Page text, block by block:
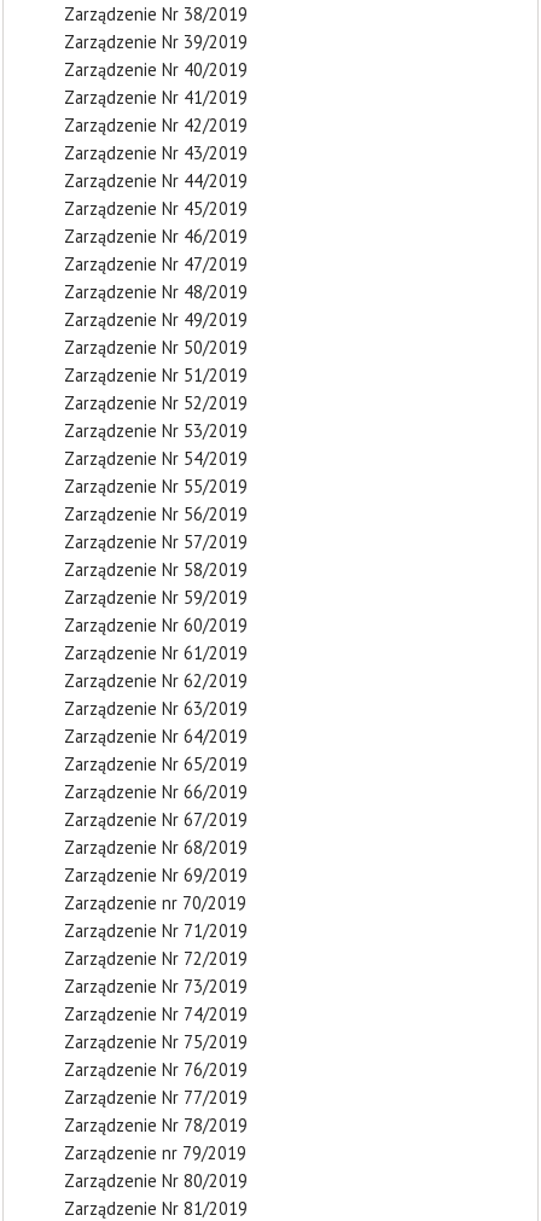
Zarządzenie Nr 38/2019
Zarządzenie Nr 39/2019
Zarządzenie Nr 40/2019
Zarządzenie Nr 41/2019
Zarządzenie Nr 42/2019
Zarządzenie Nr 43/2019
Zarządzenie Nr 44/2019
Zarządzenie Nr 45/2019
Zarządzenie Nr 46/2019
Zarządzenie Nr 47/2019
Zarządzenie Nr 48/2019
Zarządzenie Nr 49/2019
Zarządzenie Nr 50/2019
Zarządzenie Nr 51/2019
Zarządzenie Nr 52/2019
Zarządzenie Nr 53/2019
Zarządzenie Nr 54/2019
Zarządzenie Nr 55/2019
Zarządzenie Nr 56/2019
Zarządzenie Nr 57/2019
Zarządzenie Nr 58/2019
Zarządzenie Nr 59/2019
Zarządzenie Nr 60/2019
Zarządzenie Nr 61/2019
Zarządzenie Nr 62/2019
Zarządzenie Nr 63/2019
Zarządzenie Nr 64/2019
Zarządzenie Nr 65/2019
Zarządzenie Nr 66/2019
Zarządzenie Nr 67/2019
Zarządzenie Nr 68/2019
Zarządzenie Nr 69/2019
Zarządzenie nr 70/2019
Zarządzenie Nr 71/2019
Zarządzenie Nr 72/2019
Zarządzenie Nr 73/2019
Zarządzenie Nr 74/2019
Zarządzenie Nr 75/2019
Zarządzenie Nr 76/2019
Zarządzenie Nr 77/2019
Zarządzenie Nr 78/2019
Zarządzenie nr 79/2019
Zarządzenie Nr 80/2019
Zarządzenie Nr 81/2019